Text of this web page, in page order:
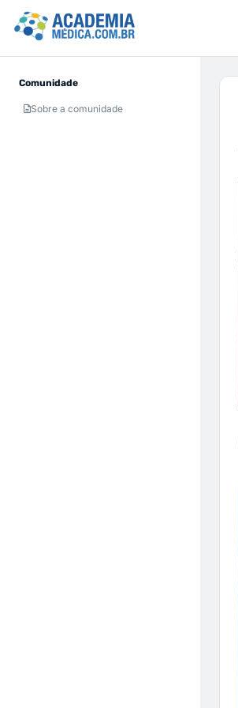
Comunidade
Sobre a comunidade